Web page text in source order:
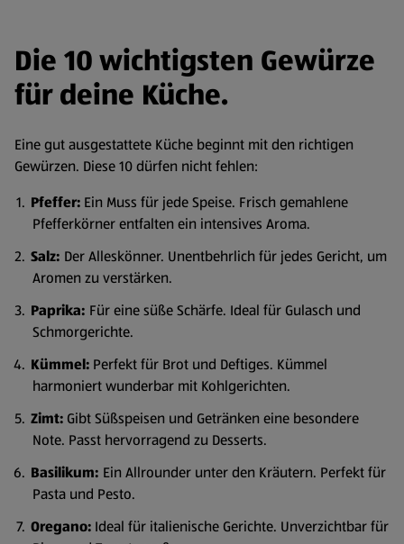
Die 10 wichtigsten Gewürze
für deine Küche.
Eine gut ausgestattete Küche beginnt mit den richtigen
Gewürzen. Diese 10 dürfen nicht fehlen:
Pfeffer: Ein Muss für jede Speise. Frisch gemahlene
Pfefferkörner entfalten ein intensives Aroma.
Salz: Der Alleskönner. Unentbehrlich für jedes Gericht, um
Aromen zu verstärken.
Paprika: Für eine süße Schärfe. Ideal für Gulasch und
Schmorgerichte.
Kümmel: Perfekt für Brot und Deftiges. Kümmel
harmoniert wunderbar mit Kohlgerichten.
Zimt: Gibt Süßspeisen und Getränken eine besondere
Note. Passt hervorragend zu Desserts.
Basilikum: Ein Allrounder unter den Kräutern. Perfekt für
Pasta und Pesto.
Oregano: Ideal für italienische Gerichte. Unverzichtbar für